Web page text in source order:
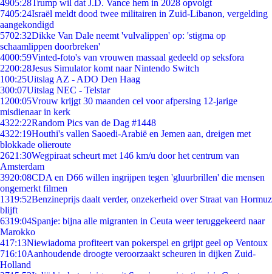
4905:28Trump wil dat J.D. Vance hem in 2028 opvolgt
7405:24Israël meldt dood twee militairen in Zuid-Libanon, vergelding
aangekondigd
5702:32Dikke Van Dale neemt 'vulvalippen' op: 'stigma op
schaamlippen doorbreken'
4000:59Vinted-foto's van vrouwen massaal gedeeld op seksfora
2200:28Jesus Simulator komt naar Nintendo Switch
100:25Uitslag AZ - ADO Den Haag
300:07Uitslag NEC - Telstar
1200:05Vrouw krijgt 30 maanden cel voor afpersing 12-jarige
misdienaar in kerk
4322:22Random Pics van de Dag #1448
4322:19Houthi's vallen Saoedi-Arabië en Jemen aan, dreigen met
blokkade olieroute
2621:30Wegpiraat scheurt met 146 km/u door het centrum van
Amsterdam
3920:08CDA en D66 willen ingrijpen tegen 'gluurbrillen' die mensen
ongemerkt filmen
1319:52Benzineprijs daalt verder, onzekerheid over Straat van Hormuz
blijft
6319:04Spanje: bijna alle migranten in Ceuta weer teruggekeerd naar
Marokko
417:13Niewiadoma profiteert van pokerspel en grijpt geel op Ventoux
716:10Aanhoudende droogte veroorzaakt scheuren in dijken Zuid-
Holland